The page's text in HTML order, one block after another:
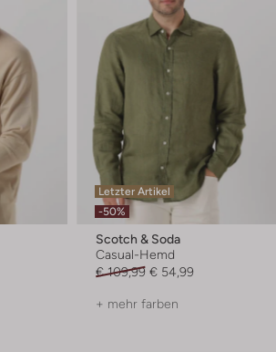
Letzter Artikel
-50%
Scotch & Soda
Casual-Hemd
€ 109,99 € 54,99
+ mehr farben